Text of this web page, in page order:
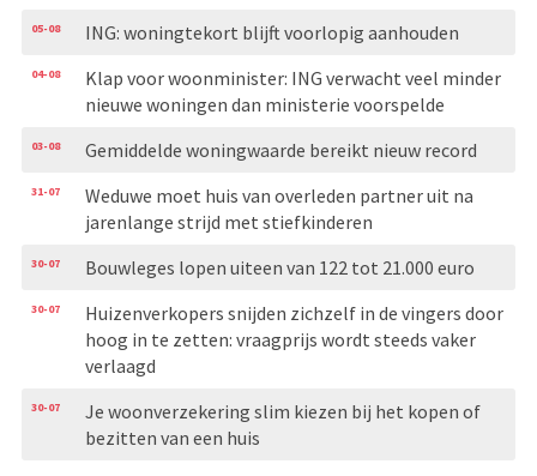
05-08 ING: woningtekort blijft voorlopig aanhouden
04-08
Klap voor woonminister: ING verwacht veel minder
nieuwe woningen dan ministerie voorspelde
03-08 Gemiddelde woningwaarde bereikt nieuw record
31-07
Weduwe moet huis van overleden partner uit na
jarenlange strijd met stiefkinderen
30-07 Bouwleges lopen uiteen van 122 tot 21.000 euro
30-07
Huizenverkopers snijden zichzelf in de vingers door
hoog in te zetten: vraagprijs wordt steeds vaker
verlaagd
30-07
Je woonverzekering slim kiezen bij het kopen of
bezitten van een huis